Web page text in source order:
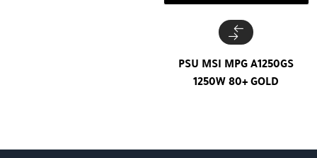
PSU MSI MPG A1250GS
1250W 80+ GOLD